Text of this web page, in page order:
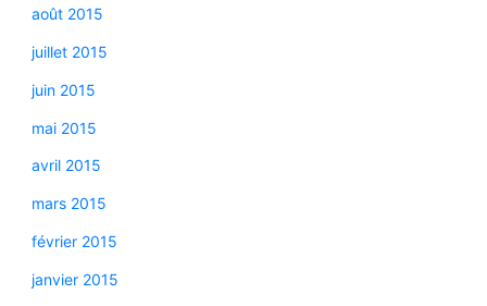
août 2015
juillet 2015
juin 2015
mai 2015
avril 2015
mars 2015
février 2015
janvier 2015